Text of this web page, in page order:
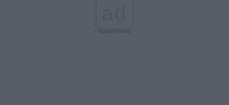
- Advertisment -